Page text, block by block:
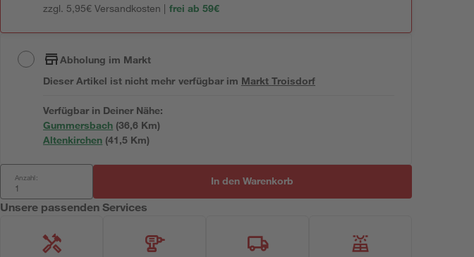
zzgl. 5,95€ Versandkosten | frei ab 59€
Abholung im Markt
Dieser Artikel ist nicht mehr verfügbar im Markt Troisdorf
Verfügbar in Deiner Nähe:
Gummersbach (36,6 Km)
Altenkirchen (41,5 Km)
Anzahl: In den Warenkorb
Unsere passenden Services